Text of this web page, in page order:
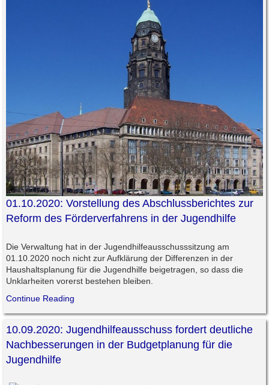
01.10.2020: Vorstellung des Abschlussberichtes zur
Reform des Förderverfahrens in der Jugendhilfe
Die Verwaltung hat in der Jugendhilfeausschusssitzung am
01.10.2020 noch nicht zur Aufklärung der Differenzen in der
Haushaltsplanung für die Jugendhilfe beigetragen, so dass die
Unklarheiten vorerst bestehen bleiben.
Continue Reading
10.09.2020: Jugendhilfeausschuss fordert deutliche
Nachbesserungen in der Budgetplanung für die
Jugendhilfe